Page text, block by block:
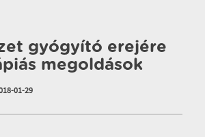
gyógyító erejére
megoldások
01-29